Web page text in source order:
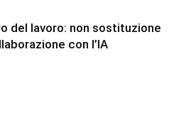
del lavoro: non sostituzione
con l’IA